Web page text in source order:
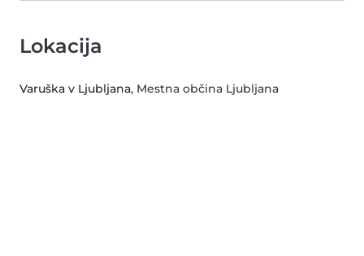
Lokacija
Varuška v Ljubljana, Mestna občina Ljubljana